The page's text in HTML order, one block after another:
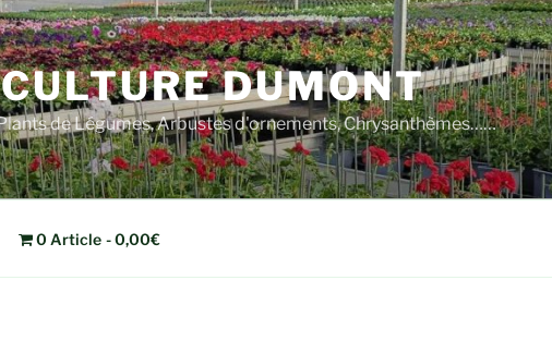
DUMONT
de Légumes, Arbustes d'ornements, Chrysanthèmes……
0 Article 0,00€